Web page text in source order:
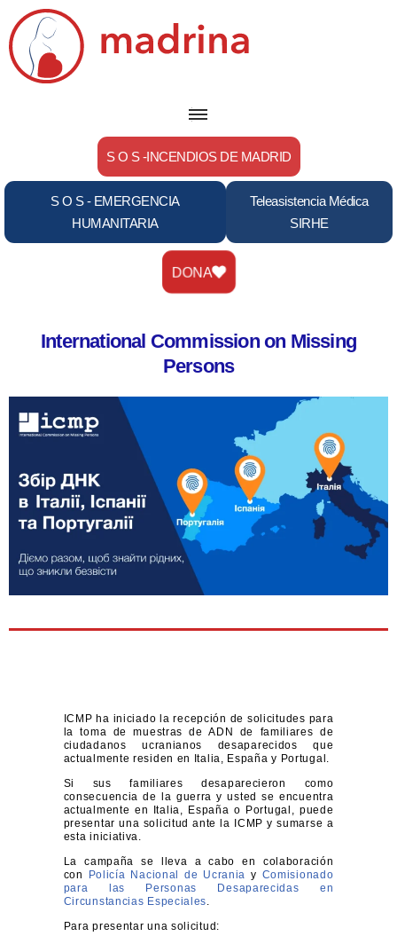
Saltar
al
S O S -INCENDIOS DE MADRID
S O S - EMERGENCIA
HUMANITARIA
Teleasistencia Médica
SIRHE
DONA
International Commission on Missing
Persons
ICMP ha iniciado la recepción de solicitudes para
la toma de muestras de ADN de familiares de
ciudadanos ucranianos desaparecidos que
actualmente residen en Italia, España y Portugal.
Si sus familiares desaparecieron como
consecuencia de la guerra y usted se encuentra
actualmente en Italia, España o Portugal, puede
presentar una solicitud ante la ICMP y sumarse a
esta iniciativa.
La campaña se lleva a cabo en colaboración
con
Policía Nacional de Ucrania y Comisionado
para las Personas Desaparecidas en
Circunstancias Especiales.
Para presentar una solicitud: